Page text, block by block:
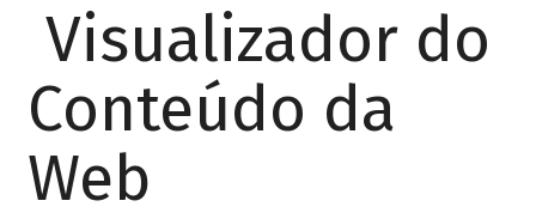
Visualizador do
Conteúdo da
Web